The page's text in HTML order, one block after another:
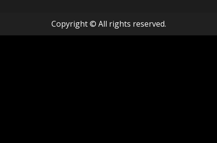
Copyright © All rights reserved.